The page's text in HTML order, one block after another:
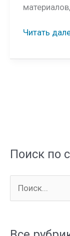
глянцевые
Читать
Поиск по
о